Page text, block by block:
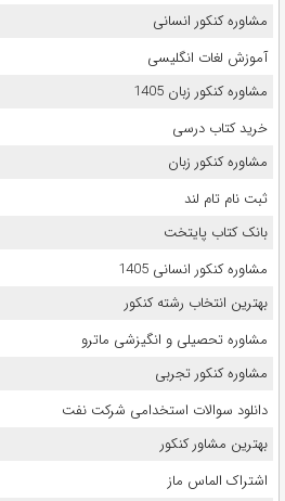
مشاوره کنکور انسانی
آموزش لغات انگلیسی
مشاوره کنکور زبان 1405
خرید کتاب درسی
مشاوره کنکور زبان
ثبت نام تام لند
بانک کتاب پایتخت
مشاوره کنکور انسانی 1405
بهترین انتخاب رشته کنکور
مشاوره تحصیلی و انگیزشی ماترو
مشاوره کنکور تجربی
دانلود سوالات استخدامی شرکت نفت
بهترین مشاور کنکور
اشتراک الماس ماز